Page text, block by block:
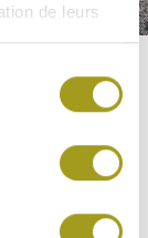
de leurs